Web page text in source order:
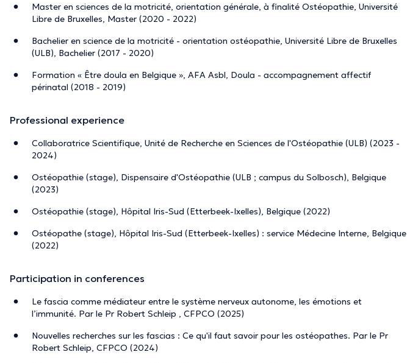
Master en sciences de la motricité, orientation générale, à finalité Ostéopathie, Université
Libre de Bruxelles, Master (2020 - 2022)
Bachelier en science de la motricité - orientation ostéopathie, Université Libre de Bruxelles
(ULB), Bachelier (2017 - 2020)
Formation « Être doula en Belgique », AFA Asbl, Doula - accompagnement affectif
périnatal (2018 - 2019)
Professional experience
Collaboratrice Scientifique, Unité de Recherche en Sciences de l'Ostéopathie (ULB) (2023 -
2024)
Ostéopathie (stage), Dispensaire d'Ostéopathie (ULB ; campus du Solbosch), Belgique
(2023)
Ostéopathie (stage), Hôpital Iris-Sud (Etterbeek-Ixelles), Belgique (2022)
Ostéopathe (stage), Hôpital Iris-Sud (Etterbeek-Ixelles) : service Médecine Interne, Belgique
(2022)
Participation in conferences
Le fascia comme médiateur entre le système nerveux autonome, les émotions et
l’immunité. Par le Pr Robert Schleip , CFPCO (2025)
Nouvelles recherches sur les fascias : Ce qu'il faut savoir pour les ostéopathes. Par le Pr
Robert Schleip, CFPCO (2024)